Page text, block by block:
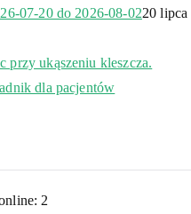
07-20 do 2026-08-0220 lipca
przy ukąszeniu kleszcza.
dla pacjentów
2